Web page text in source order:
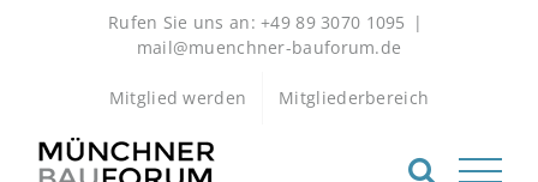
Rufen Sie uns an: +49 89 3070 1095 |
mail@muenchner-bauforum.de
Mitglied werden Mitgliederbereich